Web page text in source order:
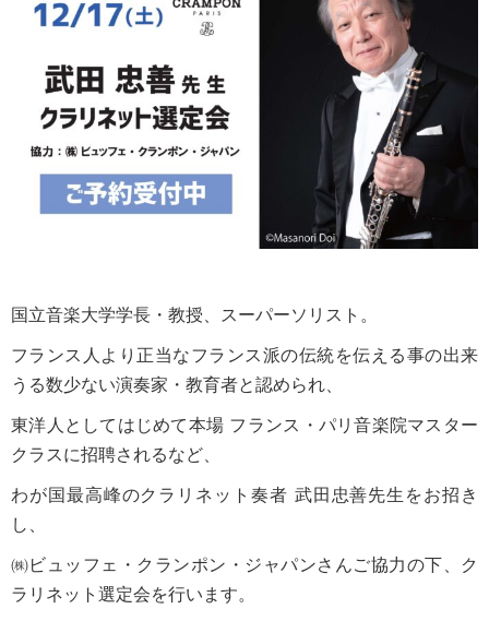
国立音楽大学学長・教授、スーパーソリスト。
フランス人より正当なフランス派の伝統を伝える事の出来
うる数少ない演奏家・教育者と認められ、
東洋人としてはじめて本場 フランス・パリ音楽院マスター
クラスに招聘されるなど、
わが国最高峰のクラリネット奏者 武田忠善先生をお招き
し、
㈱ビュッフェ・クランポン・ジャパンさんご協力の下、ク
ラリネット選定会を行います。